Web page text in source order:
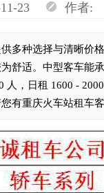
23 作者:
多种选择与清晰价
舒适。中型客车能
，日租 1600 -
有重庆火车站租车